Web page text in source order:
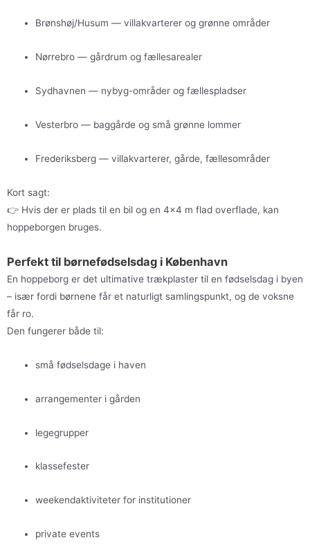
Brønshøj/Husum — villakvarterer og grønne områder
Nørrebro — gårdrum og fællesarealer
Sydhavnen — nybyg-områder og fællespladser
Vesterbro — baggårde og små grønne lommer
Frederiksberg — villakvarterer, gårde, fællesområder
Kort sagt:
👉 Hvis der er plads til en bil og en 4×4 m flad overflade, kan
hoppeborgen bruges.
Perfekt til børnefødselsdag i København
En hoppeborg er det ultimative trækplaster til en fødselsdag i byen
– især fordi børnene får et naturligt samlingspunkt, og de voksne
får ro.
Den fungerer både til:
små fødselsdage i haven
arrangementer i gården
legegrupper
klassefester
weekendaktiviteter for institutioner
private events